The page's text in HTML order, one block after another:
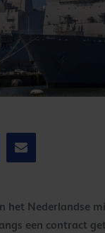
het Nederlandse
een contract